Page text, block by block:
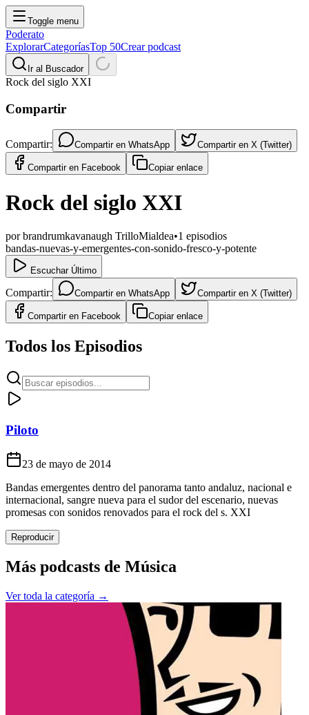
Toggle menu
Poderato
ExplorarCategoríasTop 50Crear podcast
Ir al Buscador
Rock del siglo XXI
Compartir
Compartir: Compartir en WhatsApp Compartir en X (Twitter)
Compartir en Facebook Copiar enlace
Rock del siglo XXI
porbrandrumkavanaugh TrilloMialdea•1 episodios
bandas-nuevas-y-emergentes-con-sonido-fresco-y-potente
Escuchar Último
Compartir: Compartir en WhatsApp Compartir en X (Twitter)
Compartir en Facebook Copiar enlace
Todos los Episodios
Piloto
23 de mayo de 2014
Bandas emergentes dentro del panorama tanto andaluz, nacional e
internacional, sangre nueva para el sudor del escenario, nuevas
promesas con sonidos renovados para el rock del s. XXI
Reproducir
Más podcasts de Música
Ver toda la categoría →